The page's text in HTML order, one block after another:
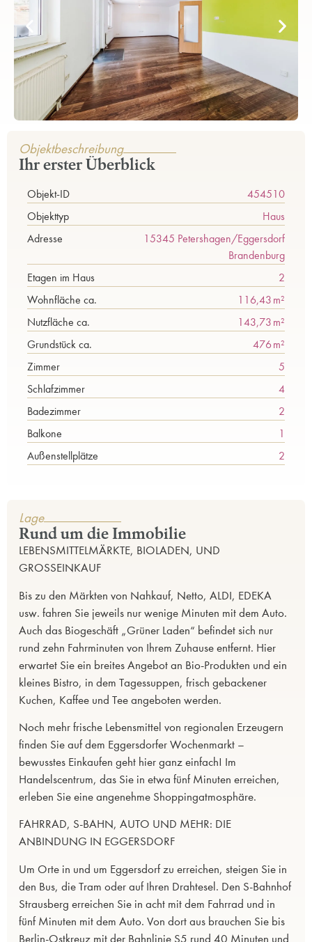
Objektbeschreibung
Ihr erster Überblick
Objekt-ID
454510
Objekttyp
Haus
Adresse
15345 Petershagen/Eggersdorf
Brandenburg
Etagen im Haus
2
Wohnfläche ca.
116,43 m²
Nutzfläche ca.
143,73 m²
Grund­stück ca.
476 m²
Zimmer
5
Schlafzimmer
4
Badezimmer
2
Balkone
1
Außen­stellplätze
2
Lage
Rund um die Immobilie
LEBENSMITTELMÄRKTE, BIOLADEN, UND
GROSSEINKAUF
Bis zu den Märkten von Nahkauf, Netto, ALDI, EDEKA
usw. fahren Sie jeweils nur wenige Minuten mit dem Auto.
Auch das Biogeschäft „Grüner Laden“ befindet sich nur
rund zehn Fahrminuten von Ihrem Zuhause entfernt. Hier
erwartet Sie ein breites Angebot an Bio-Produkten und ein
kleines Bistro, in dem Tagessuppen, frisch gebackener
Kuchen, Kaffee und Tee angeboten werden.
Noch mehr frische Lebensmittel von regionalen Erzeugern
finden Sie auf dem Eggersdorfer Wochenmarkt –
bewusstes Einkaufen geht hier ganz einfach! Im
Handelscentrum, das Sie in etwa fünf Minuten erreichen,
erleben Sie eine angenehme Shoppingatmosphäre.
FAHRRAD, S-BAHN, AUTO UND MEHR: DIE
ANBINDUNG IN EGGERSDORF
Um Orte in und um Eggersdorf zu erreichen, steigen Sie in
den Bus, die Tram oder auf Ihren Drahtesel. Den S-Bahnhof
Strausberg erreichen Sie in acht mit dem Fahrrad und in
fünf Minuten mit dem Auto. Von dort aus brauchen Sie bis
Berlin-Ostkreuz mit der Bahnlinie S5 rund 40 Minuten und